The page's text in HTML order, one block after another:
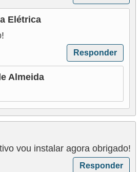
Elétrica
Responder
Almeida
vou instalar agora obrigado!
Responder